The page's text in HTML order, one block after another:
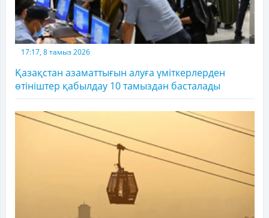
17:17, 8 тамыз 2026
Қазақстан азаматтығын алуға үміткерлерден
өтініштер қабылдау 10 тамыздан басталады